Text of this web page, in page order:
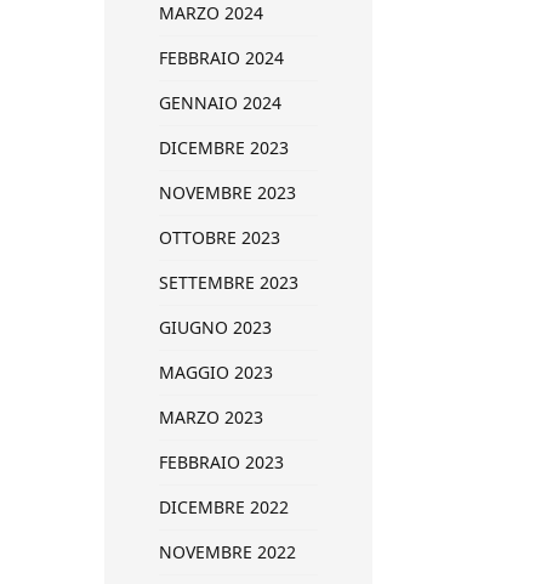
MARZO 2024
FEBBRAIO 2024
GENNAIO 2024
DICEMBRE 2023
NOVEMBRE 2023
OTTOBRE 2023
SETTEMBRE 2023
GIUGNO 2023
MAGGIO 2023
MARZO 2023
FEBBRAIO 2023
DICEMBRE 2022
NOVEMBRE 2022